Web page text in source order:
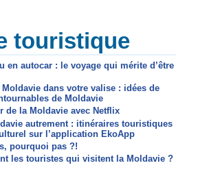
touristique
en autocar : le voyage qui mérite d’être
dans votre valise : idées de
de Moldavie
de la Moldavie avec Netflix
autrement : itinéraires touristiques
sur l’application EkoApp
pourquoi pas ?!
les touristes qui visitent la Moldavie ?